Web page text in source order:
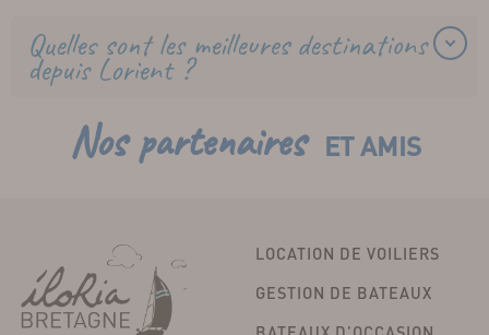
Quelles sont les meilleures destinations
depuis Lorient ?
Nos partenairesET AMIS
LOCATION DE VOILIERS
GESTION DE BATEAUX